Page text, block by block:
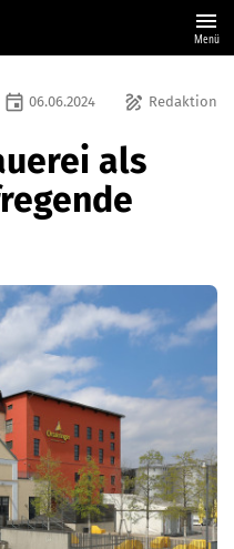
menu
Menü
draw Redaktion
event 06.06.2024
als